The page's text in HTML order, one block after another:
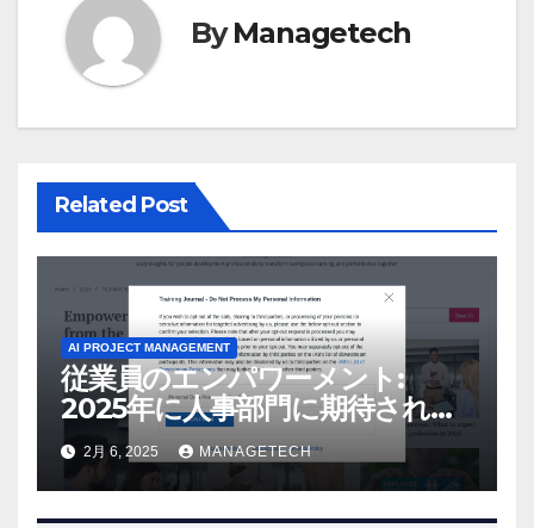
シ
ByManagetech
Related Post
AI PROJECT MANAGEMENT
従業員のエンパワーメント:
2025年に人事部門に期待される
こと –
2月 6, 2025 MANAGETECH